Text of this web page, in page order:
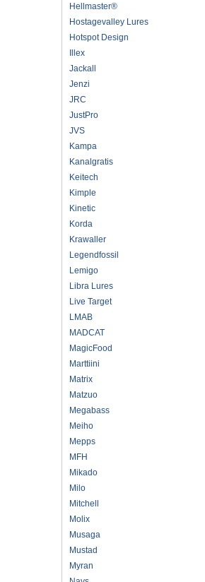
Hellmaster®
Hostagevalley Lures
Hotspot Design
Illex
Jackall
Jenzi
JRC
JustPro
JVS
Kampa
Kanalgratis
Keitech
Kimple
Kinetic
Korda
Krawaller
Legendfossil
Lemigo
Libra Lures
Live Target
LMAB
MADCAT
MagicFood
Marttiini
Matrix
Matzuo
Megabass
Meiho
Mepps
MFH
Mikado
Milo
Mitchell
Molix
Musaga
Mustad
Myran